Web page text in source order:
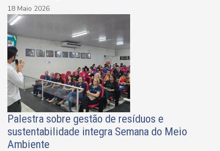
18 Maio 2026
Palestra sobre gestão de resíduos e
sustentabilidade integra Semana do Meio
Ambiente